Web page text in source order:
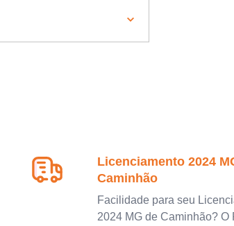
Licenciamento 2024
Caminhão
Facilidade para seu
2024 MG de Caminhão? O